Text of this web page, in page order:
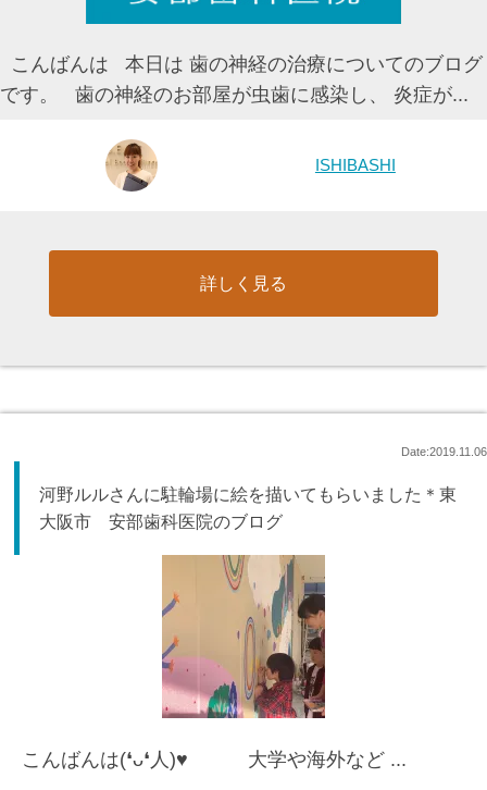
こんばんは 本日は 歯の神経の治療についてのブログ
です。 歯の神経のお部屋が虫歯に感染し、 炎症が...
ISHIBASHI
詳しく見る
Date:2019.11.06
河野ルルさんに駐輪場に絵を描いてもらいました＊東
大阪市 安部歯科医院のブログ
こんばんは(❛ᴗ❛人)♥ 大学や海外など ...